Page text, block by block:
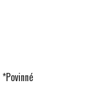
*Povinné